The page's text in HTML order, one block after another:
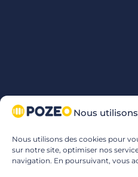
Nous
Nous utilisons des cookies pour
sur notre site, optimiser nos
navigation. En poursuivant, vous